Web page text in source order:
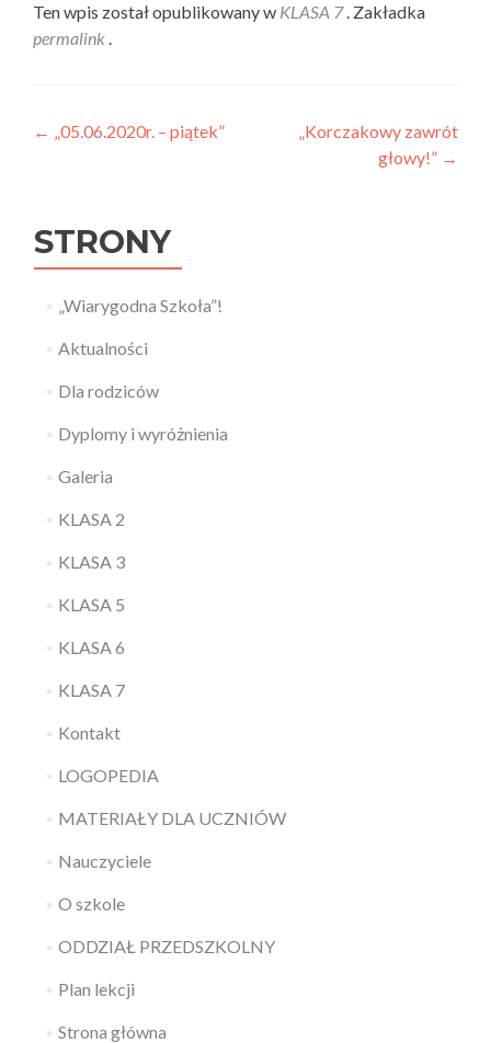
Ten wpis został opublikowany w KLASA 7. Zakładka
permalink .
Nawigacja wpisu
← „05.06.2020r. – piątek”
„Korczakowy zawrót
głowy!” →
STRONY
„Wiarygodna Szkoła”!
Aktualności
Dla rodziców
Dyplomy i wyróżnienia
Galeria
KLASA 2
KLASA 3
KLASA 5
KLASA 6
KLASA 7
Kontakt
LOGOPEDIA
MATERIAŁY DLA UCZNIÓW
Nauczyciele
O szkole
ODDZIAŁ PRZEDSZKOLNY
Plan lekcji
Strona główna